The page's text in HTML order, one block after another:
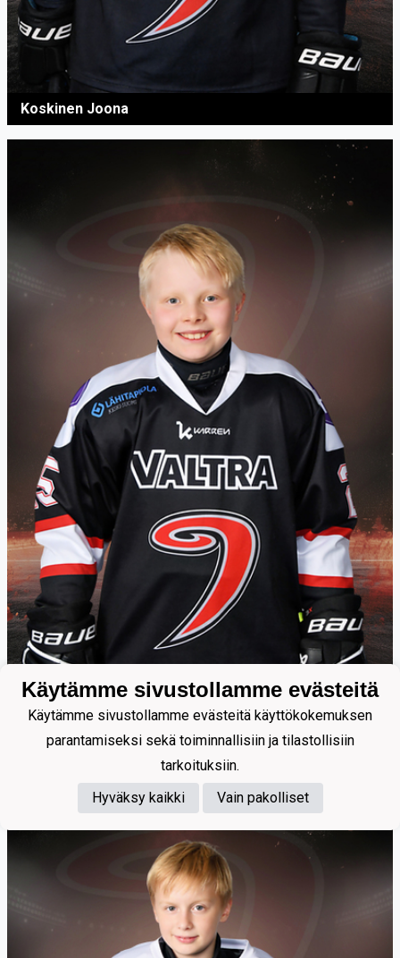
Koskinen Joona
Kuorelahti Iivo
Käytämme sivustollamme evästeitä
Käytämme sivustollamme evästeitä käyttökokemuksen
parantamiseksi sekä toiminnallisiin ja tilastollisiin
tarkoituksiin.
Hyväksy kaikki
Vain pakolliset